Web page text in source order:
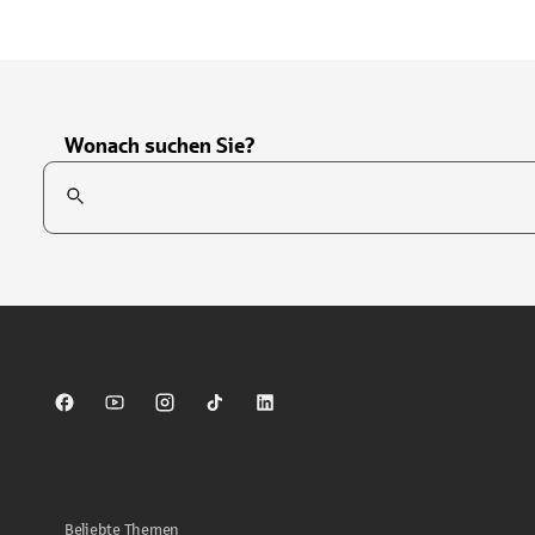
Wonach suchen Sie?
Suchfeld
Sparkasse auf Facebook
Sparkasse auf Youtube
Sparkasse auf Instagram
Sparkasse auf TikTok
Sparkasse auf LinkedIn
Beliebte Themen